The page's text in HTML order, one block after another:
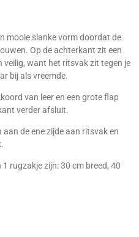
mooie slanke vorm doordat de
Op de achterkant zit een
veilig, want het ritsvak zit tegen je
bij als vreemde.
van leer en een grote flap
verder afsluit.
de ene zijde aan ritsvak en
1 rugzakje zijn:30 cm breed, 40